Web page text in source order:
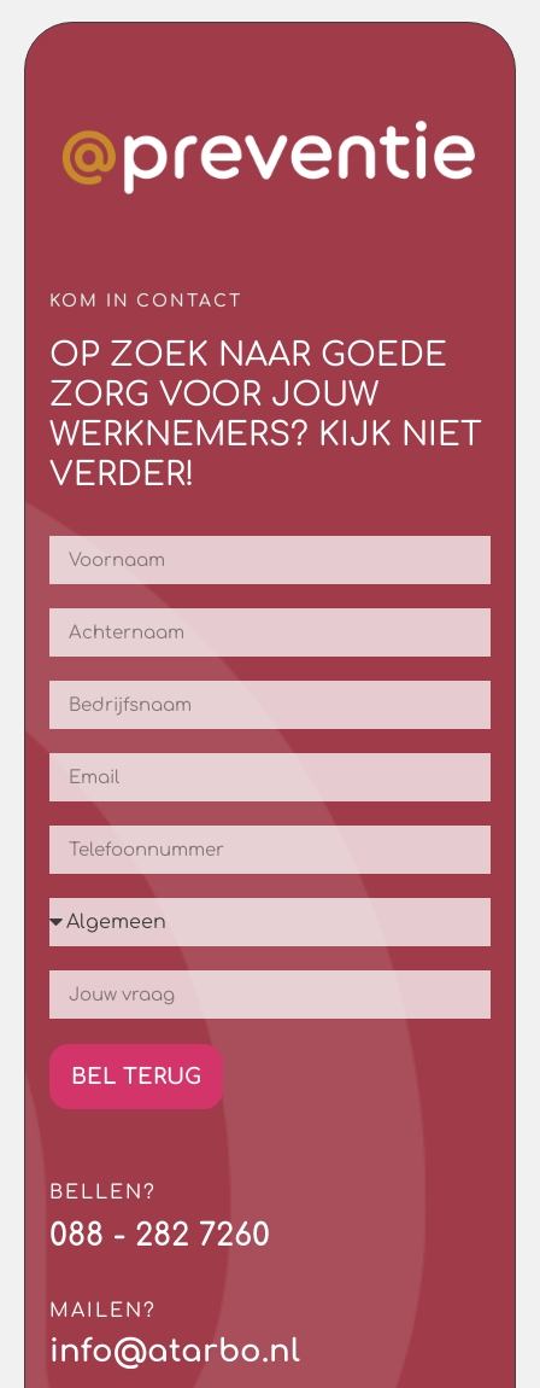
KOM IN CONTACT
OP ZOEK NAAR GOEDE
ZORG VOOR JOUW
WERKNEMERS? KIJK NIET
VERDER!
BEL TERUG
088 - 282 7260
BELLEN?
info@atarbo.nl
MAILEN?